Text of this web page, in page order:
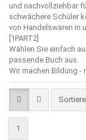
und nachvollziehbar
schwächere Schüler
von Handelswaren in
[1PART2]
Wählen Sie einfach
passende Buch aus.
Wir machen Bildung -
1